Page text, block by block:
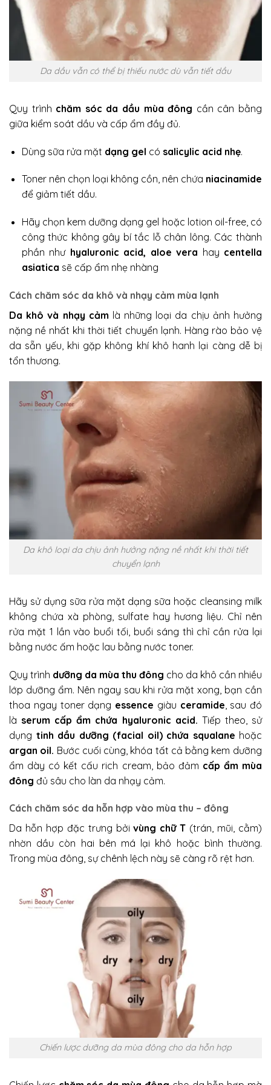
Da dầu vẫn có thể bị thiếu nước dù vẫn tiết dầu
Quy trình chăm sóc da dầu mùa đông cần cân bằng
giữa kiểm soát dầu và cấp ẩm đầy đủ.
Dùng sữa rửa mặt dạng gel có salicylic acid nhẹ.
Toner nên chọn loại không cồn, nên chứa niacinamide
để giảm tiết dầu.
Hãy chọn kem dưỡng dạng gel hoặc lotion oil-free, có
công thức không gây bí tắc lỗ chân lông. Các thành
phần như hyaluronic acid, aloe vera hay centella
asiatica sẽ cấp ẩm nhẹ nhàng
Cách chăm sóc da khô và nhạy cảm mùa lạnh
Da khô và nhạy cảm là những loại da chịu ảnh hưởng
nặng nề nhất khi thời tiết chuyển lạnh. Hàng rào bảo vệ
da sẵn yếu, khi gặp không khí khô hanh lại càng dễ bị
tổn thương.
Da khô loại da chịu ảnh hưởng nặng nề nhất khi thời tiết
chuyển lạnh
Hãy sử dụng sữa rửa mặt dạng sữa hoặc cleansing milk
không chứa xà phòng, sulfate hay hương liệu. Chỉ nên
rửa mặt 1 lần vào buổi tối, buổi sáng thì chỉ cần rửa lại
bằng nước ấm hoặc lau bằng nước toner.
Quy trình dưỡng da mùa thu đông cho da khô cần nhiều
lớp dưỡng ẩm. Nên ngay sau khi rửa mặt xong, bạn cần
thoa ngay toner dạng essence giàu ceramide , sau đó
là serum cấp ẩm chứa hyaluronic acid. Tiếp theo, sử
dụng tinh dầu dưỡng (facial oil) chứa squalane hoặc
argan oil. Bước cuối cùng, khóa tất cả bằng kem dưỡng
ẩm dày có kết cấu rich cream, bảo đảm cấp ẩm mùa
đông đủ sâu cho làn da nhạy cảm.
Cách chăm sóc da hỗn hợp vào mùa thu – đông
Da hỗn hợp đặc trưng bởivùng chữ T (trán, mũi, cằm)
nhờn dầu còn hai bên má lại khô hoặc bình thường.
Trong mùa đông, sự chênh lệch này sẽ càng rõ rệt hơn.
Chiến lược dưỡng da mùa đông cho da hỗn hợp